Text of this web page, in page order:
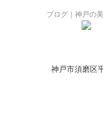
ブログ｜神戸の
神戸市須磨区